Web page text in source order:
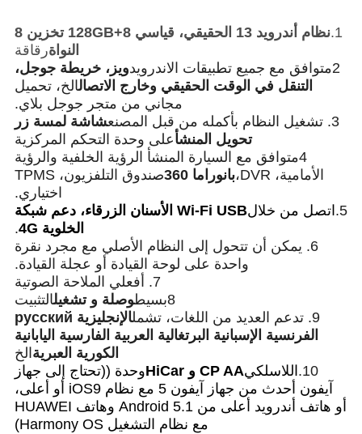
1.
نظام أندرويد 13 الحقيقي، قياسي 8+128GB تخزين 8
النواةرقاقة
2متوافق مع جميع تطبيقات الاندرويد
ويز، خريطة جوجل،
التنقل في الوقت الحقيقي وخارج الاتصالالخ، تحميل
مجاني من متجر جوجل بلاي.
3. تشغيل النظام بأكمله من قبل المصنع
شاشة لمسة زر
تحويل المنشأعلى وحدة التحكم المركزية
4متوافق مع السيارة المنشأ الرؤية الخلفية والرؤية
الأمامية، DVR،
بانوراما 360
صندوق التلفزيون، TPMS
اختياري.
5. اتصل من خلال
Wi-Fi USB الأسنان الزرقاء، دعم شبكة
الخلوية 4G
.
6. يمكن أن تتحول إلى النظام الأصلي مع مجرد نقرة
واحدة على لوحة القيادة أو عجلة القيادة.
7. أفعلي الملاحة الصوتية
8بسيط
وصلة و تشغيلالتثبيت
9. تدعم العديد من اللغات، تشمل
الإنجليزية русский
الفرنسية الإسبانية البرتغالية العربية الفارسية اليابانية
الكورية العبرية الخ
10. اللاسلكيCP AA و HiCar
وحدة ((تحتاج إلى جهاز
آيفون أحدث من جهاز آيفون 5 مع نظام iOS9 أو أعلى،
أو هاتف أندرويد أعلى من Android 5.1 وهاتف HUAWEI
مع نظام التشغيل Harmony OS)